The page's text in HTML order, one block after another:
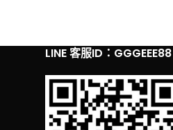
LINE 客服ID：GGGEEE88